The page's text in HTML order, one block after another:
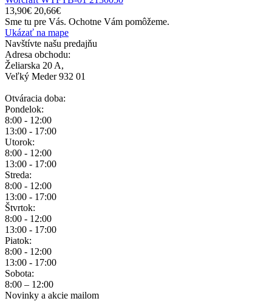
13,90€ 20,66€
Sme tu pre Vás. Ochotne Vám pomôžeme.
Ukázať na mape
Navštívte našu predajňu
Adresa obchodu:
Želiarska 20 A,
Veľký Meder 932 01
Otváracia doba:
Pondelok:
8:00 - 12:00
13:00 - 17:00
Utorok:
8:00 - 12:00
13:00 - 17:00
Streda:
8:00 - 12:00
13:00 - 17:00
Štvrtok:
8:00 - 12:00
13:00 - 17:00
Piatok:
8:00 - 12:00
13:00 - 17:00
Sobota:
8:00 – 12:00
Novinky a akcie mailom